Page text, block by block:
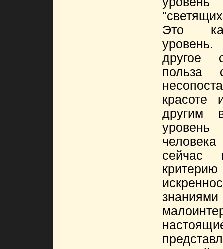
Это
уровень.
другое
польза
другим
сейчас